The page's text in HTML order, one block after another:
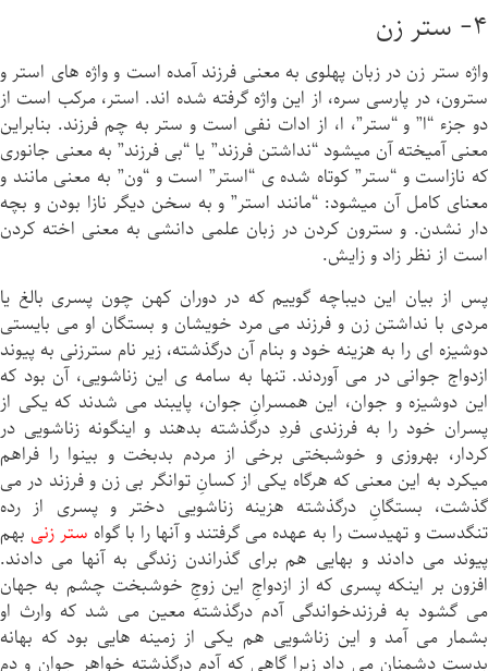
۴- ستر زن
واژه ستر زن در زبان پهلوى به معنی فرزند آمده است و واژه های استر و
سترون، در پارسى سره، از اين واژه گرفته شده اند. استر، مركب است از
دو جزء “ا” و “ستر”، ا، از ادات نفى است و ستر به چم فرزند. بنابراين
معنی آمیخته آن میشود “نداشتن فرزند” یا “بی فرزند” به معنی جانوری
كه نازاست و “ستر” کوتاه شده ی “استر” است و “ون” به معنی مانند و
معنای كامل آن میشود: “مانند استر” و به سخن ديگر نازا بودن و بچه
دار نشدن. و سترون كردن در زبان علمى دانشی به معنی اخته كردن
است از نظر زاد و زایش.
پس از بيان اين دیباچه گویيم كه در دوران کهن چون پسرى بالغ يا
مردى با نداشتن زن و فرزند می مرد خويشان و بستگان او می بايستى
دوشيزه اى را به هزینه خود و بنام آن درگذشته، زير نام سترزنى به پیوند
ازدواج جوانى در می آوردند. تنها به سامه ی اين زناشویى، آن بود كه
این دوشیزه و جوان، این همسرانِ جوان، پایبند می شدند كه يكى از
پسران خود را به فرزندى فردِ درگذشته بدهند و اينگونه زناشویى در
کردار، بهروزی و خوشبختى برخی از مردم بدبخت و بينوا را فراهم
میكرد به اين معنی كه هرگاه يكى از کسانِ توانگر بی زن و فرزند در می
گذشت، بستگانِ درگذشته هزينه زناشویى دختر و پسرى از رده
تنگدست و تهیدست را به عهده می گرفتند و آنها را با گواه ستر زنى بهم
پيوند می دادند و بهایی هم براى گذراندن زندگى به آنها می دادند.
افزون بر اینکه پسرى كه از ازدواجِ این زوجِ خوشبخت چشم به جهان
می گشود به فرزندخواندگى آدم درگذشته معين می شد که وارث او
بشمار می آمد و اين زناشویى هم يكى از زمینه هایی بود كه بهانه
بدست دشمنان می داد زيرا گاهى كه آدم درگذشته خواهرِ جوان و دم